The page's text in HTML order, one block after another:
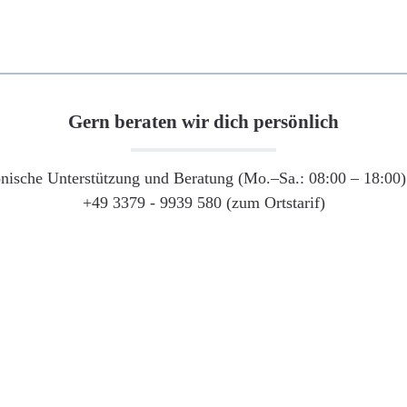
Gern beraten wir dich persönlich
Unterstützung und Beratung (Mo.–Sa.: 08:00 –
+49 3379 - 9939 580 (zum Ortstarif)